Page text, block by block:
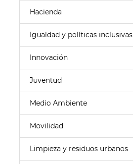
Hacienda
Igualdad y políticas inclusivas
Innovación
Juventud
Medio Ambiente
Movilidad
Limpieza y residuos urbanos